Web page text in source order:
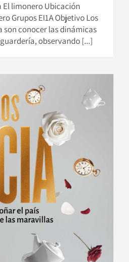
limonero Ubicación
Grupos EI1A Objetivo Los
son conocer las dinámicas
observando [...]